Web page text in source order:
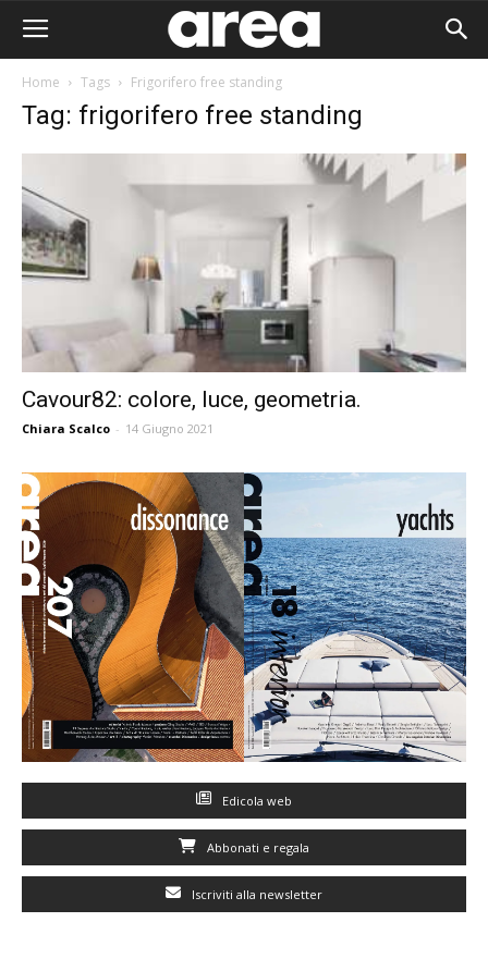
Home Tags Frigorifero free standing
Tag: frigorifero free standing
Cavour82: colore, luce, geometria.
Chiara Scalco - 14 Giugno 2021
Edicola web
Abbonati e regala
Iscriviti alla newsletter